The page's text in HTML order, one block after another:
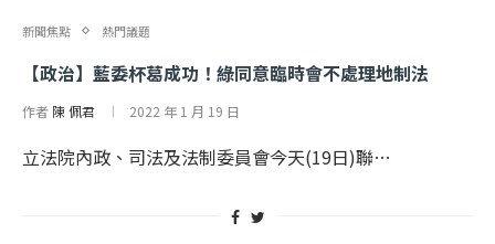
新聞焦點 熱門議題
【政治】藍委杯葛成功！綠同意臨時會不處理地制法
作者 陳 佩君 2022 年 1 月 19 日
立法院內政、司法及法制委員會今天(19日)聯…